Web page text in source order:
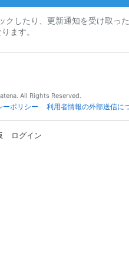
したり、更新通知を受け取っ
ます。
All Rights Reserved.
ーポリシー 利用者情報の外部送信に
ログイン